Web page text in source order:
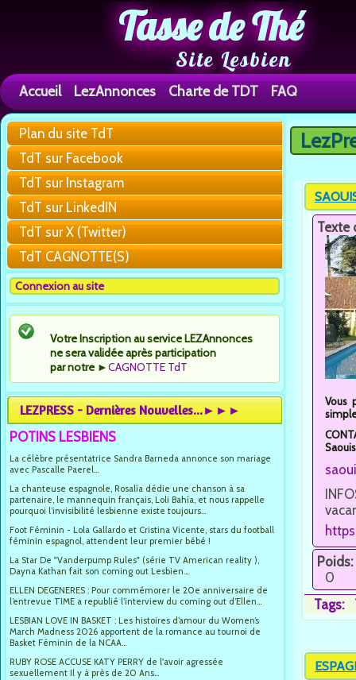
Tasse de Thé
Site Lesbien
Accueil LezAnnonces Charte de TDT FAQ
Plan du site TdT
TdT sur Facebook
TdT sur Instagram
TdT sur LinkedIN
TdT sur X (Twitter)
TdT CAGNOTTE(S)
Connexion au site
Votre Inscription au service LEZAnnonces
ne sera validée après participation
par notre ►CAGNOTTE TdT
LEZPRESS - Dernières Nouvelles...►►►
POTINS LESBIENS
La célèbre présentatrice Sandra Barneda annonce son mariage
avec Pascalle Paerel...
La chanteuse espagnole, Rosalía dédie une chanson à sa
partenaire, le mannequin français, Loli Bahía, et nous rappelle
pourquoi l’invisibilité lesbienne existe toujours...
Foot Féminin - Lola Gallardo et Cristina Vicente, stars du football
féminin espagnol, attendent leur premier bébé !
La Star De "Vanderpump Rules" (série TV American reality ),
Dayna Kathan fait son coming out Lesbien...
ELLEN DEGENERES : Pour commémorer le 20e anniversaire de
l’entrevue TIME a republié l’interview du coming out d’Ellen...
LESBIAN LOVE IN BASKET : Les histoires d’amour du Women’s
March Madness 2026 apportent de la romance au tournoi de
Basket Féminin de la NCAA...
RUBY ROSE ACCUSE KATY PERRY de l'avoir agressée
sexuellement Il y à près de 20 Ans...
Vous
Texte
Vous
Poids:
0
Tags: